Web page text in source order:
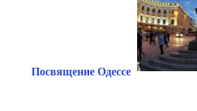
Посвящение Одессе